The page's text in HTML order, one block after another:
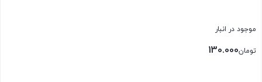
موجود در انبار
تومان130.000